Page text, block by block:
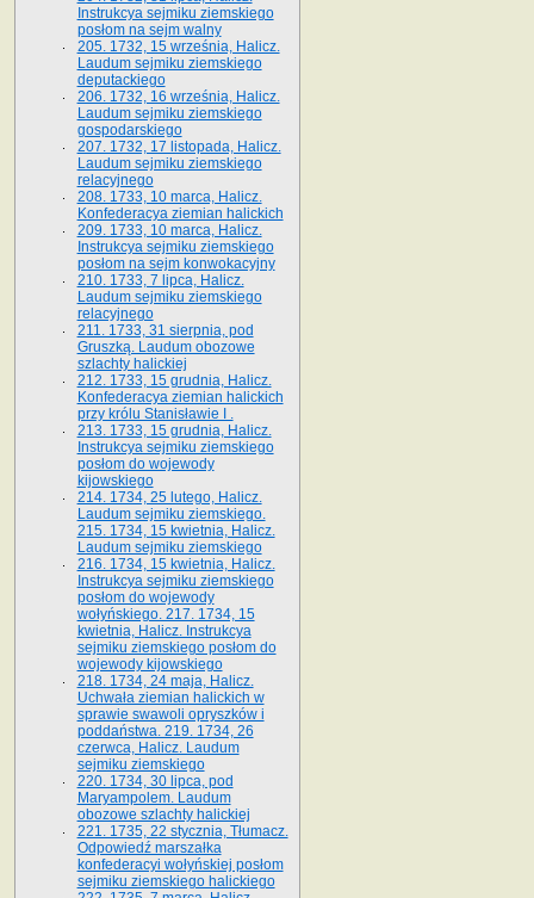
Instrukcya sejmiku ziemskiego
posłom na sejm walny
205. 1732, 15 września, Halicz.
Laudum sejmiku ziemskiego
deputackiego
206. 1732, 16 września, Halicz.
Laudum sejmiku ziemskiego
gospodarskiego
207. 1732, 17 listopada, Halicz.
Laudum sejmiku ziemskiego
relacyjnego
208. 1733, 10 marca, Halicz.
Konfederacya ziemian halickich­
209. 1733, 10 marca, Halicz.
Instrukcya sejmiku ziemskiego
posłom na sejm konwokacyjny
210. 1733, 7 lipca, Halicz.
Laudum sejmiku ziemskiego
relacyjnego
211. 1733, 31 sierpnia, pod
Gruszką. Laudum obozowe
szlachty halickiej
212. 1733, 15 grudnia, Halicz.
Konfederacya ziemian halickich
przy królu Stanisławie I .
213. 1733, 15 grudnia, Halicz.
Instrukcya sejmiku ziemskiego
posłom do wojewody
kijowskiego
214. 1734, 25 lutego, Halicz.
Laudum sejmiku ziemskiego.
215. 1734, 15 kwietnia, Halicz.
Laudum sejmiku ziemskiego
216. 1734, 15 kwietnia, Halicz.
Instrukcya sejmiku ziemskiego
posłom do wojewody
wołyńskiego. 217. 1734, 15
kwietnia, Halicz. Instrukcya
sejmiku ziemskiego posłom do
wojewody kijowskiego
218. 1734, 24 maja, Halicz.
Uchwała ziemian halickich w
sprawie swawoli opryszków i
poddaństwa. 219. 1734, 26
czerwca, Halicz. Laudum
sejmiku ziemskiego
220. 1734, 30 lipca, pod
Maryampolem. Laudum
obozowe szlachty halickiej
221. 1735, 22 stycznia, Tłumacz.
Odpowiedź marszałka
konfederacyi wołyńskiej posłom
sejmiku ziemskiego halickiego